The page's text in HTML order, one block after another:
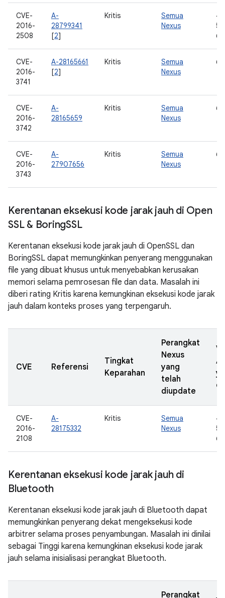
CVE-
2016-
2508
A-
28799341
[2]
Kritis
Semua
Nexus
CVE-
2016-
3741
A-28165661
[2]
Kritis
Semua
Nexus
CVE-
2016-
3742
A-
28165659
Kritis
Semua
Nexus
CVE-
2016-
3743
A-
27907656
Kritis
Semua
Nexus
Kerentanan eksekusi kode jarak jauh di Open
SSL & BoringSSL
Kerentanan eksekusi kode jarak jauh di OpenSSL dan
BoringSSL dapat memungkinkan penyerang menggunakan
file yang dibuat khusus untuk menyebabkan kerusakan
memori selama pemrosesan file dan data. Masalah ini
diberi rating Kritis karena kemungkinan eksekusi kode jarak
jauh dalam konteks proses yang terpengaruh.
CVE Referensi
Tingkat
Keparahan
Perangkat
Nexus
yang
telah
diupdate
CVE-
2016-
2108
A-
28175332
Kritis
Semua
Nexus
Kerentanan eksekusi kode jarak jauh di
Bluetooth
Kerentanan eksekusi kode jarak jauh di Bluetooth dapat
memungkinkan penyerang dekat mengeksekusi kode
arbitrer selama proses penyambungan. Masalah ini dinilai
sebagai Tinggi karena kemungkinan eksekusi kode jarak
jauh selama inisialisasi perangkat Bluetooth.
Perangkat